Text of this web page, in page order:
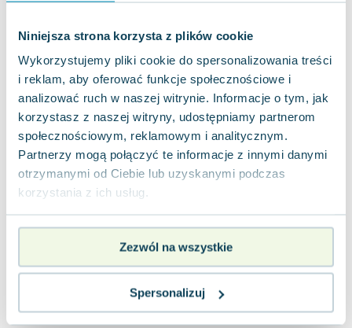
Niniejsza strona korzysta z plików cookie
Wykorzystujemy pliki cookie do spersonalizowania treści
i reklam, aby oferować funkcje społecznościowe i
analizować ruch w naszej witrynie. Informacje o tym, jak
korzystasz z naszej witryny, udostępniamy partnerom
społecznościowym, reklamowym i analitycznym.
Partnerzy mogą połączyć te informacje z innymi danymi
otrzymanymi od Ciebie lub uzyskanymi podczas
korzystania z ich usług.
Zezwól na wszystkie
Spersonalizuj
Jan Sztaudynger
Małgorzata Ohme
Maddie Ziegler
Joanna Racewicz
Maria Seweryn
Janina Zającówna
Eric Helms
Anna Prus (oprac.)
Nela Mała Reporterka
Barbara Wrzesińska
Virginia Woolf